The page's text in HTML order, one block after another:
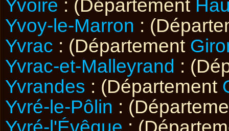
Yvoire : (Département
Yvoy-le-Marron :
Yvrac : (Département
Yvrac-et-Malleyrand :
Yvrandes : (Département
Yvré-le-Pôlin :